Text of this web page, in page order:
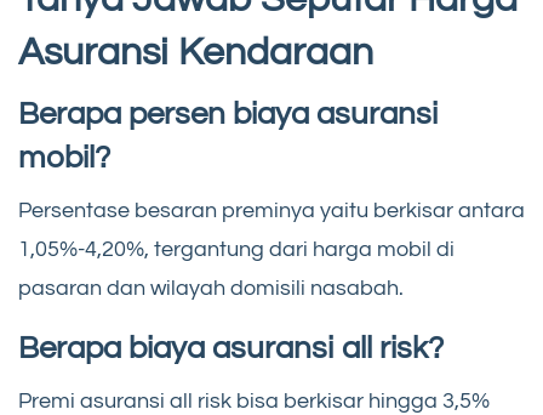
Asuransi Kendaraan
Berapa persen biaya asuransi
mobil?
Persentase besaran preminya yaitu berkisar antara
1,05%-4,20%, tergantung dari harga mobil di
pasaran dan wilayah domisili nasabah.
Berapa biaya asuransi all risk?
Premi asuransi all risk bisa berkisar hingga 3,5%